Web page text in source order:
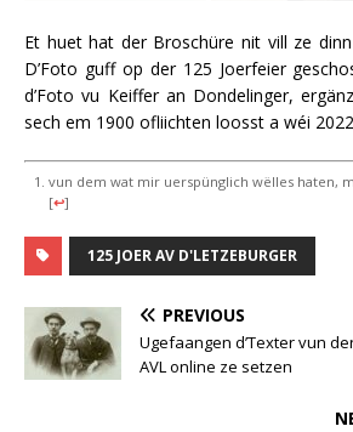
Et huet hat der Broschüre nit vill ze
D’Foto guff op der 125 Joerfeier
d’Foto vu Keiffer an Dondelinger,
sech em 1900 ofliichten loosst a wéi
vun dem wat mir uerspünglich wëlles haten,
[↩]
125 JOER AV D'LETZEBURGER
PREVIOUS
Ugefaangen d’Texter vun
AVL online ze setzen